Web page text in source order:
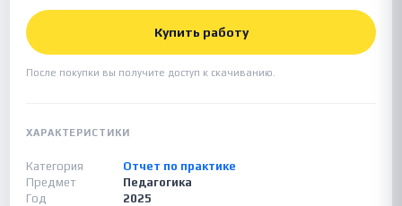
Купить работу
После покупки вы получите доступ к скачиванию.
ХАРАКТЕРИСТИКИ
Категория
Отчет по практике
Предмет
Педагогика
Год
2025